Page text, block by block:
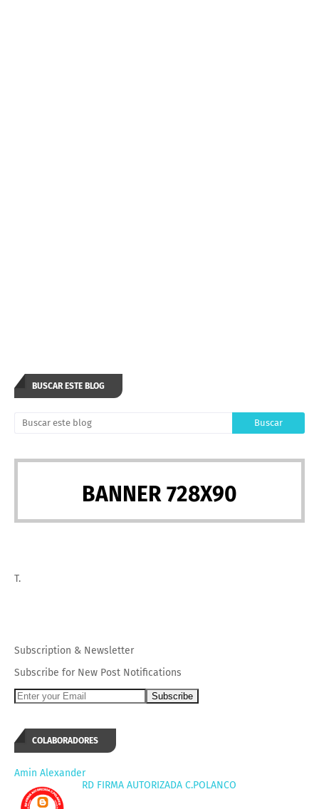
BUSCAR ESTE BLOG
BANNER 728X90
T.
Subscription & Newsletter
Subscribe for New Post Notifications
COLABORADORES
Amin Alexander
RD FIRMA AUTORIZADA C.POLANCO